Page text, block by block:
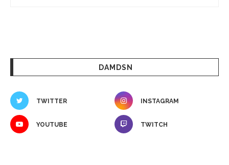
DAMDSN
TWITTER INSTAGRAM
YOUTUBE TWITCH